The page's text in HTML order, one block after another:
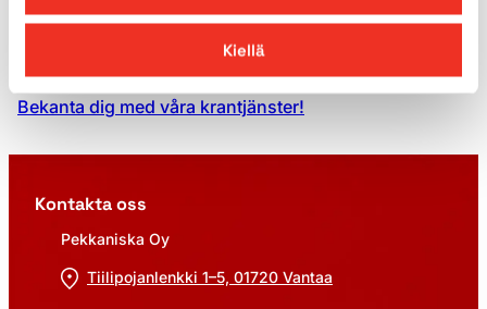
Kiellä
uppgift är att göra ditt arbete enklare!
Bekanta dig med våra krantjänster!
Kontakta oss
Pekkaniska Oy
Tiilipojanlenkki 1–5, 01720 Vantaa